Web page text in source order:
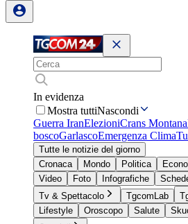
In evidenza
Mostra tuttiNascondi
Guerra IranElezioniCrans Montana
boscoGarlascoEmergenza Clima
Tutte le notizie del giorno
Cronaca
Mondo Politica
Video
Foto Infografiche
Tv & Spettacolo
TgcomLab
Lifestyle
Oroscopo Salute